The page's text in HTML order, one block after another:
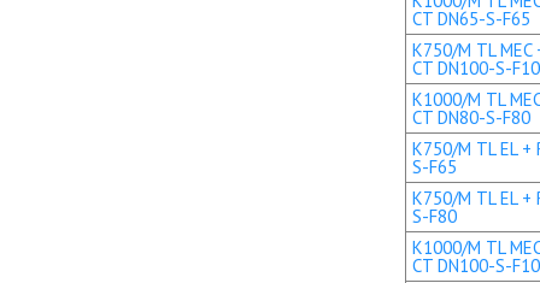
CT DN65-S-F65
K750/M TL MEC
CT DN100-S-
K1000/M TL
CT DN80-S-F80
K750/M TL EL +
S-F65
K750/M TL EL +
S-F80
K1000/M TL
CT DN100-S-